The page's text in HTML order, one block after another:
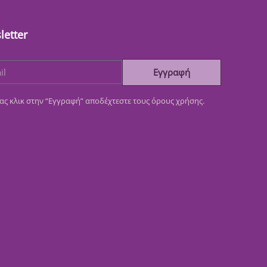
Εγγραφή
κλικ στην “Εγγραφή” αποδέχτεστε τους όρους χρήσης.